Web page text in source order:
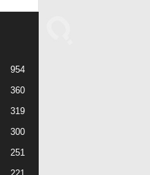
954
360
319
300
251